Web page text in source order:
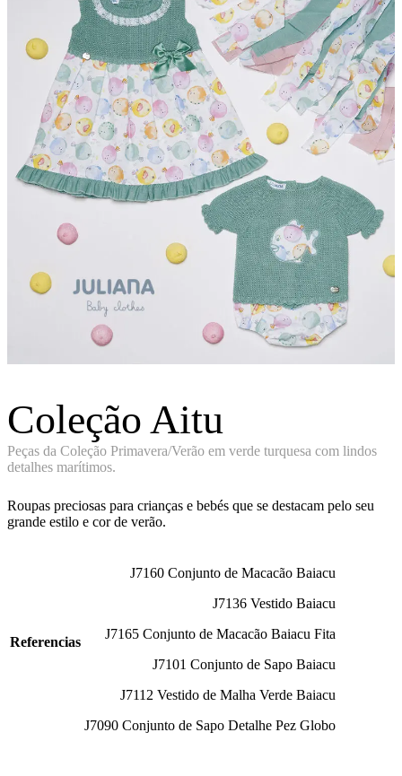
Coleção Aitu
Peças da Coleção Primavera/Verão em verde turquesa com lindos
detalhes marítimos.
Roupas preciosas para crianças e bebés que se destacam pelo seu
grande estilo e cor de verão.
Referencias
J7160 Conjunto de Macacão Baiacu
J7136 Vestido Baiacu
J7165 Conjunto de Macacão Baiacu Fita
J7101 Conjunto de Sapo Baiacu
J7112 Vestido de Malha Verde Baiacu
J7090 Conjunto de Sapo Detalhe Pez Globo